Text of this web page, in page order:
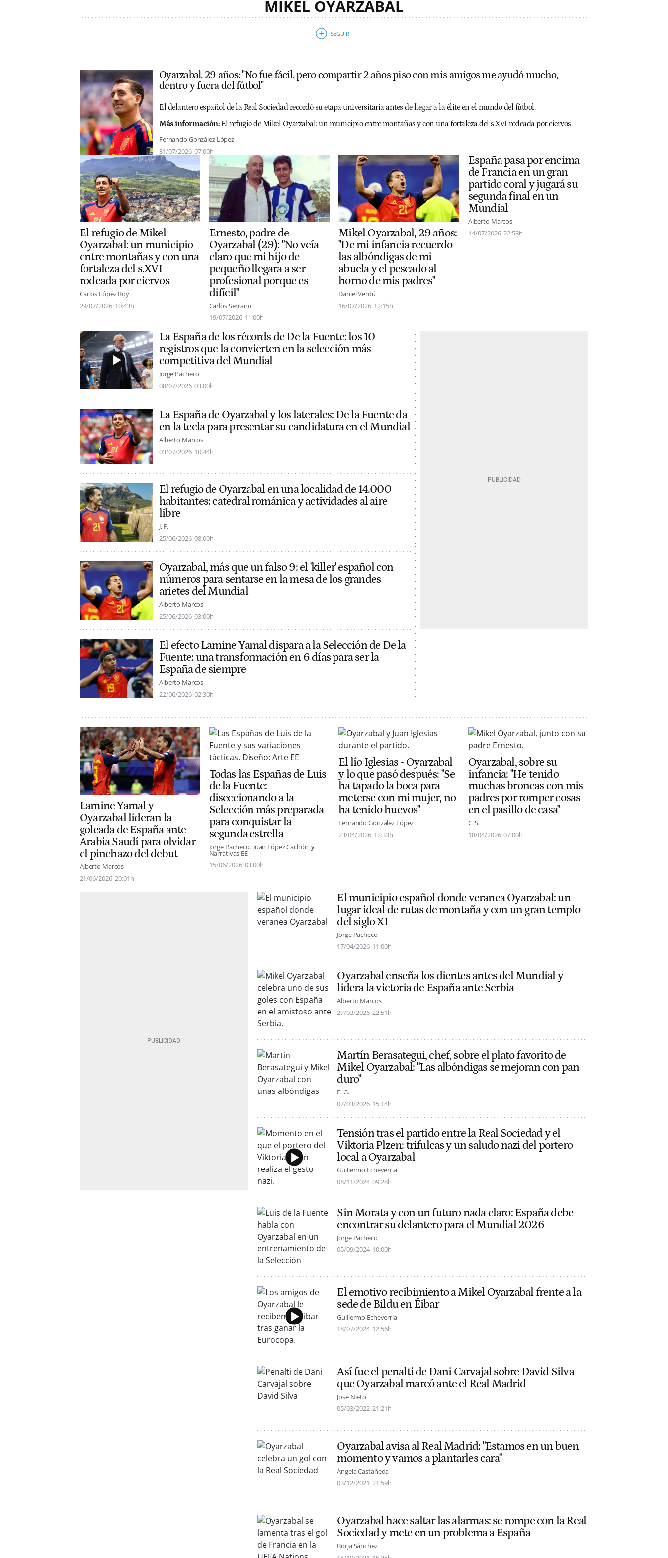
MIKEL OYARZABAL
Oyarzabal, 29 años: "No fue fácil, pero compartir 2 años piso con mis amigos me ayudó mucho,
dentro y fuera del fútbol"
El delantero español de la Real Sociedad recordó su etapa universitaria antes de llegar a la élite en el mundo del fútbol.
Más información: El refugio de Mikel Oyarzabal: un municipio entre montañas y con una fortaleza del s.XVI rodeada por ciervos
Fernando González López
31/07/2026 07:00h
El refugio de Mikel
Oyarzabal: un municipio
entre montañas y con una
fortaleza del s.XVI
rodeada por ciervos
Carlos López Roy
29/07/2026 10:43h
Ernesto, padre de
Oyarzabal (29): "No veía
claro que mi hijo de
pequeño llegara a ser
profesional porque es
difícil"
Carlos Serrano
19/07/2026 11:00h
Mikel Oyarzabal, 29 años:
"De mi infancia recuerdo
las albóndigas de mi
abuela y el pescado al
horno de mis padres"
Daniel Verdú
16/07/2026 12:15h
España pasa por encima
de Francia en un gran
partido coral y jugará su
segunda final en un
Mundial
Alberto Marcos
14/07/2026 22:58h
La España de los récords de De la Fuente: los 10
registros que la convierten en la selección más
competitiva del Mundial
Jorge Pacheco
08/07/2026 03:00h
La España de Oyarzabal y los laterales: De la Fuente da
en la tecla para presentar su candidatura en el Mundial
Alberto Marcos
03/07/2026 10:44h
El refugio de Oyarzabal en una localidad de 14.000
habitantes: catedral románica y actividades al aire
libre
J. P.
25/06/2026 08:00h
Oyarzabal, más que un falso 9: el 'killer' español con
números para sentarse en la mesa de los grandes
arietes del Mundial
Alberto Marcos
25/06/2026 03:00h
El efecto Lamine Yamal dispara a la Selección de De la
Fuente: una transformación en 6 días para ser la
España de siempre
Alberto Marcos
22/06/2026 02:30h
Lamine Yamal y
Oyarzabal lideran la
goleada de España ante
Arabia Saudí para olvidar
el pinchazo del debut
Alberto Marcos
21/06/2026 20:01h
Todas las Españas de Luis
de la Fuente:
diseccionando a la
Selección más preparada
para conquistar la
segunda estrella
Jorge Pacheco Juan López Cachón
Narrativas EE
15/06/2026 03:00h
El lío Iglesias - Oyarzabal
y lo que pasó después: "Se
ha tapado la boca para
meterse con mi mujer, no
ha tenido huevos"
Fernando González López
23/04/2026 12:33h
Oyarzabal, sobre su
infancia: "He tenido
muchas broncas con mis
padres por romper cosas
en el pasillo de casa"
C. S.
18/04/2026 07:00h
El municipio español donde veranea Oyarzabal: un
lugar ideal de rutas de montaña y con un gran templo
del siglo XI
Jorge Pacheco
17/04/2026 11:00h
Oyarzabal enseña los dientes antes del Mundial y
lidera la victoria de España ante Serbia
Alberto Marcos
27/03/2026 22:51h
Martín Berasategui, chef, sobre el plato favorito de
Mikel Oyarzabal: "Las albóndigas se mejoran con pan
duro"
F. G.
07/03/2026 15:14h
Tensión tras el partido entre la Real Sociedad y el
Viktoria Plzen: trifulcas y un saludo nazi del portero
local a Oyarzabal
Guillermo Echeverría
08/11/2024 09:28h
Sin Morata y con un futuro nada claro: España debe
encontrar su delantero para el Mundial 2026
Jorge Pacheco
05/09/2024 10:00h
El emotivo recibimiento a Mikel Oyarzabal frente a la
sede de Bildu en Éibar
Guillermo Echeverría
18/07/2024 12:56h
Así fue el penalti de Dani Carvajal sobre David Silva
que Oyarzabal marcó ante el Real Madrid
Jose Nieto
05/03/2022 21:21h
Oyarzabal avisa al Real Madrid: "Estamos en un buen
momento y vamos a plantarles cara"
Ángela Castañeda
03/12/2021 21:59h
Oyarzabal hace saltar las alarmas: se rompe con la Real
Sociedad y mete en un problema a España
Borja Sánchez